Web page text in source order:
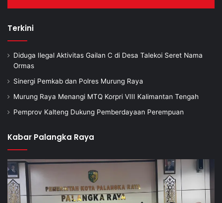
Terkini
Diduga Ilegal Aktivitas Gailan C di Desa Talekoi Seret Nama
Ormas
Sinergi Pemkab dan Polres Murung Raya
Murung Raya Menangi MTQ Korpri VIII Kalimantan Tengah
Pemprov Kalteng Dukung Pemberdayaan Perempuan
Kabar Palangka Raya